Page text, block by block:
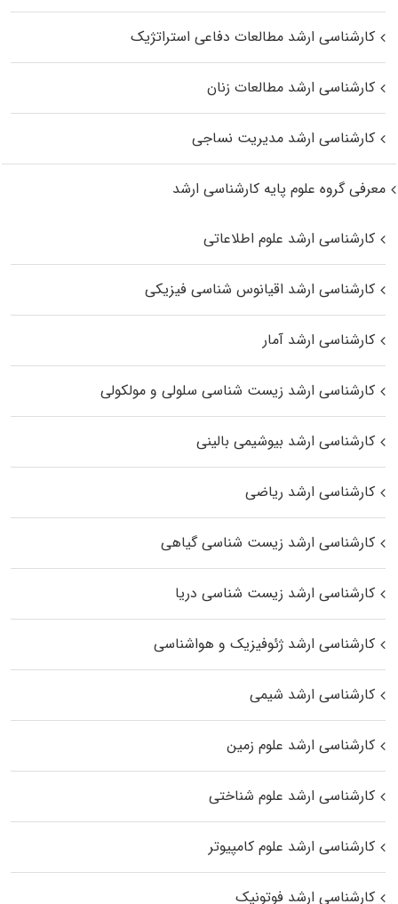
کارشناسی ارشد مطالعات دفاعی استراتژیک
کارشناسی ارشد مطالعات زنان
کارشناسی ارشد مدیریت نساجی
معرفی گروه علوم پایه کارشناسی ارشد
کارشناسی ارشد علوم اطلاعاتی
کارشناسی ارشد اقیانوس‌ شناسی فیزیکی
کارشناسی ارشد آمار
کارشناسی ارشد زیست شناسی سلولی و مولکولی
کارشناسی ارشد بیوشیمی بالینی
کارشناسی ارشد ریاضی
کارشناسی ارشد زیست‌ شناسی گیاهی
کارشناسی ارشد زیست‌ شناسی دریا
کارشناسی ارشد ژئوفیزیک و هواشناسی
کارشناسی ارشد شیمی
کارشناسی ارشد علوم زمین
کارشناسی ارشد علوم شناختی
کارشناسی ارشد علوم کامپیوتر
کارشناسی ارشد فوتونیک